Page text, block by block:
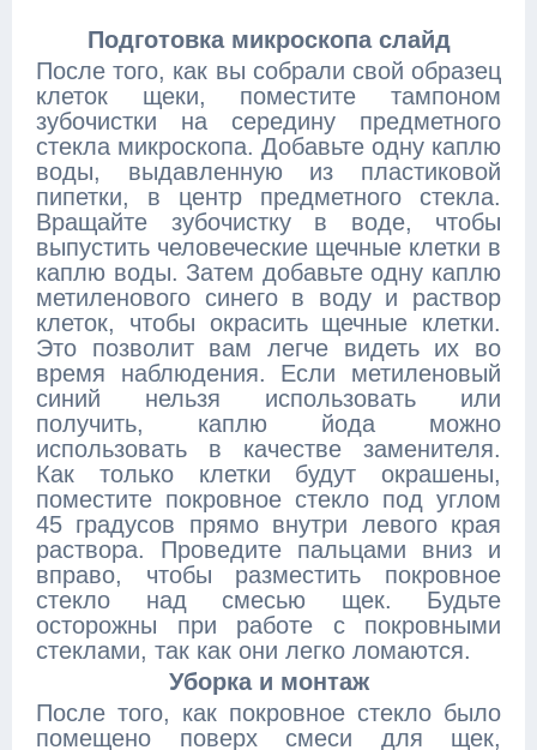
Подготовка микроскопа слайд
После того, как вы собрали свой образец
клеток щеки, поместите тампоном
зубочистки на середину предметного
стекла микроскопа. Добавьте одну каплю
воды, выдавленную из пластиковой
пипетки, в центр предметного стекла.
Вращайте зубочистку в воде, чтобы
выпустить человеческие щечные клетки в
каплю воды. Затем добавьте одну каплю
метиленового синего в воду и раствор
клеток, чтобы окрасить щечные клетки.
Это позволит вам легче видеть их во
время наблюдения. Если метиленовый
синий нельзя использовать или
получить, каплю йода можно
использовать в качестве заменителя.
Как только клетки будут окрашены,
поместите покровное стекло под углом
45 градусов прямо внутри левого края
раствора. Проведите пальцами вниз и
вправо, чтобы разместить покровное
стекло над смесью щек. Будьте
осторожны при работе с покровными
стеклами, так как они легко ломаются.
Уборка и монтаж
После того, как покровное стекло было
помещено поверх смеси для щек,